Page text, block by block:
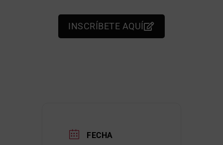
INSCRÍBETE AQUÍ
FECHA